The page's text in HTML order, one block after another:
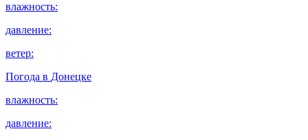
влажность:
давление:
ветер:
Погода в Донецке
влажность:
давление: